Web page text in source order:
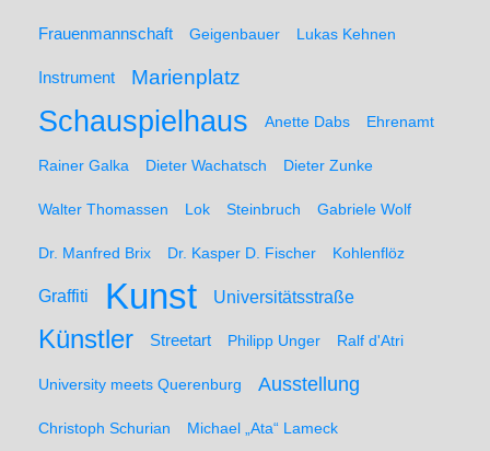
Frauenmannschaft Geigenbauer Lukas Kehnen
Instrument Marienplatz
Schauspielhaus Anette Dabs Ehrenamt
Rainer Galka Dieter Wachatsch Dieter Zunke
Walter Thomassen Lok Steinbruch Gabriele Wolf
Dr. Manfred Brix Dr. Kasper D. Fischer Kohlenflöz
Graffiti Kunst Universitätsstraße
Künstler Streetart Philipp Unger Ralf d'Atri
University meets Querenburg Ausstellung
Christoph Schurian Michael „Ata“ Lameck